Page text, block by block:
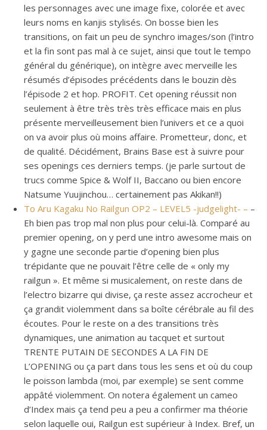
les personnages avec une image fixe, colorée et avec
leurs noms en kanjis stylisés. On bosse bien les
transitions, on fait un peu de synchro images/son (l’intro
et la fin sont pas mal à ce sujet, ainsi que tout le tempo
général du générique), on intègre avec merveille les
résumés d’épisodes précédents dans le bouzin dès
l’épisode 2 et hop. PROFIT. Cet opening réussit non
seulement à être très très très efficace mais en plus
présente merveilleusement bien l’univers et ce a quoi
on va avoir plus où moins affaire. Prometteur, donc, et
de qualité. Décidément, Brains Base est à suivre pour
ses openings ces derniers temps. (je parle surtout de
trucs comme Spice & Wolf II, Baccano ou bien encore
Natsume Yuujinchou… certainement pas Akikan!!)
To Aru Kagaku No Railgun OP2 – LEVEL5 -judgelight- – –
Eh bien pas trop mal non plus pour celui-là. Comparé au
premier opening, on y perd une intro awesome mais on
y gagne une seconde partie d’opening bien plus
trépidante que ne pouvait l’être celle de « only my
railgun ». Et même si musicalement, on reste dans de
l’electro bizarre qui divise, ça reste assez accrocheur et
ça grandit violemment dans sa boîte cérébrale au fil des
écoutes. Pour le reste on a des transitions très
dynamiques, une animation au tacquet et surtout
TRENTE PUTAIN DE SECONDES A LA FIN DE
L’OPENING ou ça part dans tous les sens et où du coup
le poisson lambda (moi, par exemple) se sent comme
appâté violemment. On notera également un cameo
d’Index mais ça tend peu a peu a confirmer ma théorie
selon laquelle oui, Railgun est supérieur à Index. Bref, un